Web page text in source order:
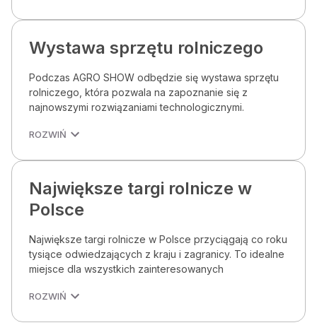
Wystawa sprzętu rolniczego
Podczas AGRO SHOW odbędzie się wystawa sprzętu
rolniczego, która pozwala na zapoznanie się z
najnowszymi rozwiązaniami technologicznymi.
ROZWIŃ
Największe targi rolnicze w
Polsce
Największe targi rolnicze w Polsce przyciągają co roku
tysiące odwiedzających z kraju i zagranicy. To idealne
miejsce dla wszystkich zainteresowanych
ROZWIŃ